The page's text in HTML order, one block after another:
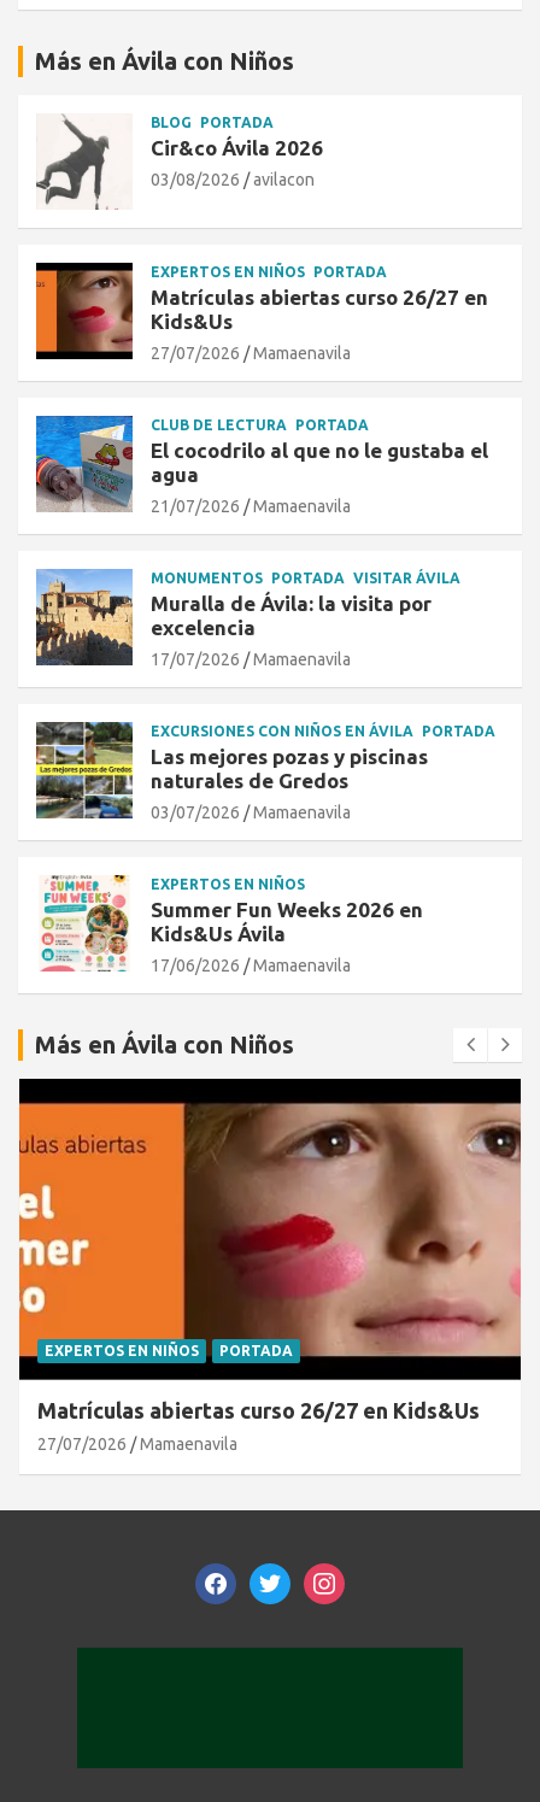
Más en Ávila con Niños
BLOG PORTADA
Cir&co Ávila 2026
03/08/2026 avilacon
EXPERTOS EN NIÑOS PORTADA
Matrículas abiertas curso 26/27 en
Kids&Us
27/07/2026 Mamaenavila
CLUB DE LECTURA PORTADA
El cocodrilo al que no le gustaba el
agua
21/07/2026 Mamaenavila
MONUMENTOS PORTADA VISITAR ÁVILA
Muralla de Ávila: la visita por
excelencia
17/07/2026 Mamaenavila
EXCURSIONES CON NIÑOS EN ÁVILA PORTADA
Las mejores pozas y piscinas
naturales de Gredos
03/07/2026 Mamaenavila
EXPERTOS EN NIÑOS
Summer Fun Weeks 2026 en
Kids&Us Ávila
17/06/2026 Mamaenavila
Más en Ávila con Niños
EXPERTOS EN NIÑOS PORTADA
Matrículas abiertas curso 26/27 en Kids&Us
27/07/2026 Mamaenavila
facebooktwitterinstagram